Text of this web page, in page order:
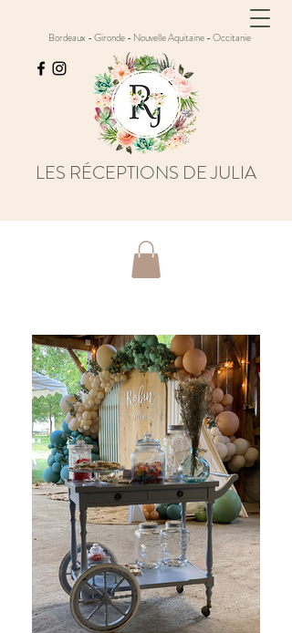
Bordeaux - Gironde - Nouvelle Aquitaine - Occitanie
LES RÉCEPTIONS DE JULIA